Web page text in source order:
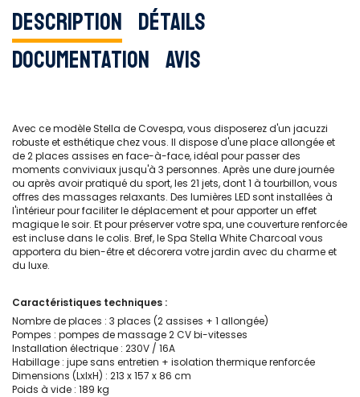
Description Détails
Documentation Avis
Avec ce modèle Stella de Covespa, vous disposerez d'un jacuzzi
robuste et esthétique chez vous. Il dispose d'une place allongée et
de 2 places assises en face-à-face, idéal pour passer des
moments conviviaux jusqu'à 3 personnes. Après une dure journée
ou après avoir pratiqué du sport, les 21 jets, dont 1 à tourbillon, vous
offres des massages relaxants. Des lumières LED sont installées à
l'intérieur pour faciliter le déplacement et pour apporter un effet
magique le soir. Et pour préserver votre spa, une couverture renforcée
est incluse dans le colis. Bref, le Spa Stella White Charcoal vous
apportera du bien-être et décorera votre jardin avec du charme et
du luxe.
Caractéristiques techniques :
Nombre de places : 3 places (2 assises + 1 allongée)
Pompes : pompes de massage 2 CV bi-vitesses
Installation électrique : 230V / 16A
Habillage : jupe sans entretien + isolation thermique renforcée
Dimensions (LxlxH) : 213 x 157 x 86 cm
Poids à vide : 189 kg